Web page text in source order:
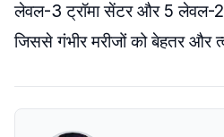
लेवल-3 ट्रॉमा सेंटर और 5 लेवल-2
जिससे गंभीर मरीजों को बेहतर और